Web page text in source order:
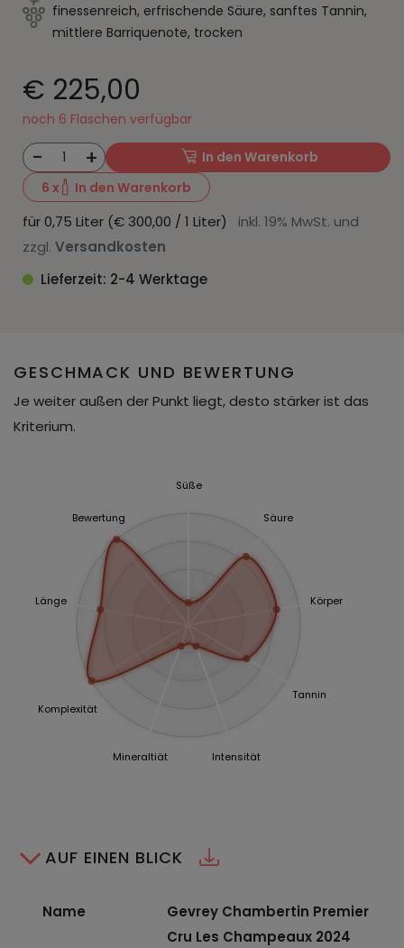
finessenreich, erfrischende Säure, sanftes Tannin,
mittlere Barriquenote, trocken
€ 225,00
noch 6 Flaschen verfügbar
- 1 +
In den Warenkorb
6 x In den Warenkorb
für 0,75 Liter (€ 300,00 / 1 Liter) inkl. 19% MwSt. und
zzgl. Versandkosten
Lieferzeit: 2-4 Werktage
GESCHMACK UND BEWERTUNG
Je weiter außen der Punkt liegt, desto stärker ist das
Kriterium.
Süße
Säure
Körper
Tannin
Intensität
Mineraltiät
Komplexität
Länge
Bewertung
AUF EINEN BLICK
Name
Gevrey Chambertin Premier
Cru Les Champeaux 2024